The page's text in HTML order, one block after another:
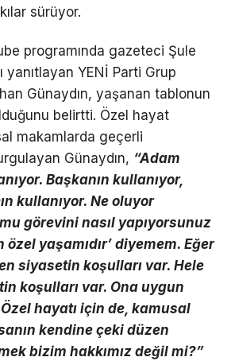
sürüyor.
programında gazeteci Şule
yanıtlayan YENİ Parti Grup
Günaydın, yaşanan tablonun
belirtti. Özel hayat
makamlarda geçerli
Günaydın, “Adam
Başkanın kullanıyor,
kullanıyor. Ne oluyor
görevini nasıl yapıyorsunuz
özel yaşamıdır’ diyemem. Eğer
siyasetin koşulları var. Hele
koşulları var. Ona uygun
hayatı için de, kamusal
kendine çeki düzen
bizim hakkımız değil mi?”